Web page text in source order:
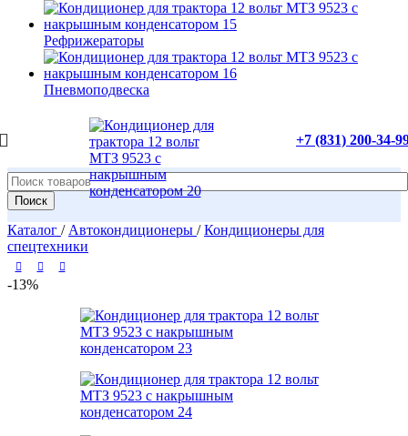
Рефрижераторы
Пневмоподвеска
+7 (831) 200-34-
Поиск
Каталог / Автокондиционеры / Кондиционеры для
спецтехники
-13%